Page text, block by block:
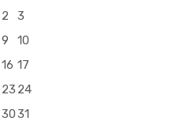
2
3
9
10
16 17
23 24
3031